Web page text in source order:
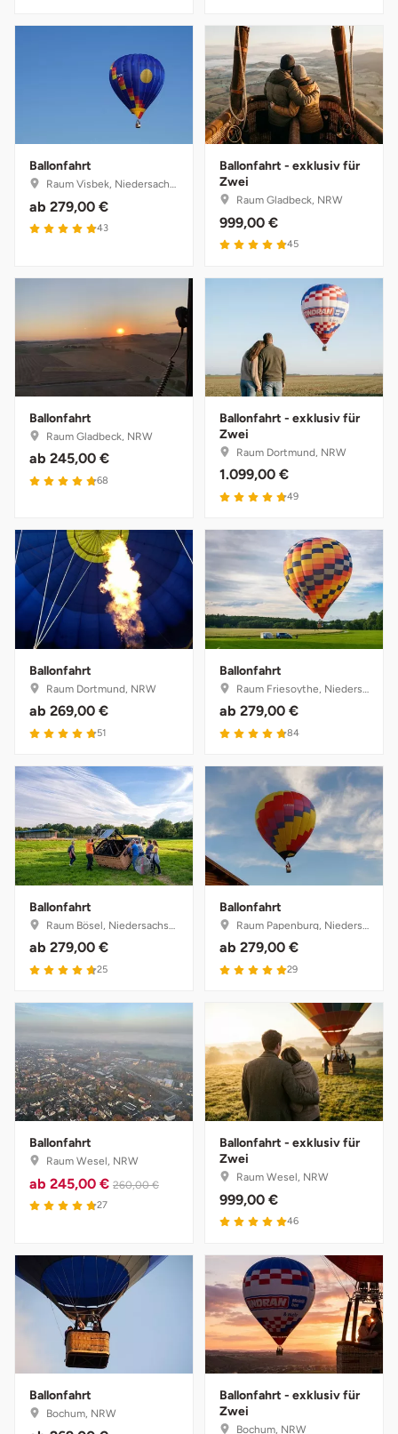
Ballonfahrt
Raum Visbek, Niedersachsen
ab 279,00 €
43
Ballonfahrt - exklusiv für
Zwei
Raum Gladbeck, NRW
999,00 €
45
Ballonfahrt
Raum Gladbeck, NRW
ab 245,00 €
68
Ballonfahrt - exklusiv für
Zwei
Raum Dortmund, NRW
1.099,00 €
49
Ballonfahrt
Raum Dortmund, NRW
ab 269,00 €
51
Ballonfahrt
Raum Friesoythe, Niedersachsen
ab 279,00 €
84
Ballonfahrt
Raum Bösel, Niedersachsen
ab 279,00 €
25
Ballonfahrt
Raum Papenburg, Niedersachsen
ab 279,00 €
29
Ballonfahrt
Raum Wesel, NRW
ab 245,00 € 260,00 €
27
Ballonfahrt - exklusiv für
Zwei
Raum Wesel, NRW
999,00 €
46
Ballonfahrt
Bochum, NRW
Ballonfahrt - exklusiv für
Zwei
Bochum, NRW